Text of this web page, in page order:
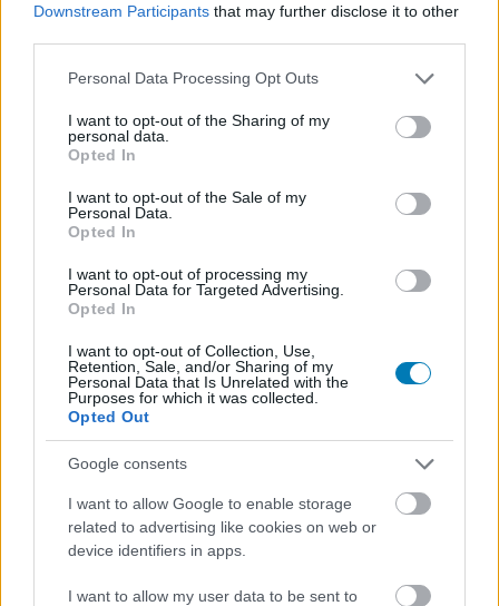
Downstream Participants that may further disclose it to other
Please note that this website/app uses one or more Google
not limited to your visit or usage behaviour. You may click to
grant or deny consent to Google and its third-party tags to
use your data for below specified purposes in below Google
consent section.
Personal Data Processing Opt Outs
I want to opt-out of the Sharing of my
personal data.
Opted In
I want to opt-out of the Sale of my
Personal Data.
Opted In
I want to opt-out of processing my
Personal Data for Targeted Advertising.
Opted In
I want to opt-out of Collection, Use,
Retention, Sale, and/or Sharing of my
Personal Data that Is Unrelated with the
Purposes for which it was collected.
Opted Out
Google consents
I want to allow Google to enable storage
related to advertising like cookies on web or
device identifiers in apps.
I want to allow my user data to be sent to
A második világháborúba vágtat a Peaky Blinders-
film magyar feliratos előzetese
| 2025.12.25 13:02
Cillian Murphy ismét Thomas Shelby bőrébe bújik, miközben
Birmingham bandájának szembe kell néznie az 1940-es